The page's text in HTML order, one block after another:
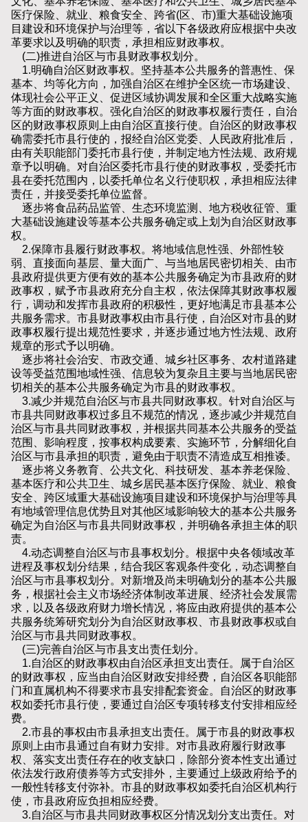
医疗保险、就业、粮食安全、跨省(区、市)重大基础设施项
目建设和环境保护与治理等，省以下各级政府应根据中央改
革要求以及明确的职责，承担相应财政事权。
(二)推进自治区与市县财政事权划分。
1.明确自治区财政事权。坚持基本公共服务的普惠性、保
基本、均等化方向，加强自治区在维护全区统一市场建设、
体现社会公平正义、促进区域协调发展和全区重大战略实施
等方面的财政事权。强化自治区的财政事权履行责任，自治
区的财政事权原则上由自治区直接行使。自治区的财政事权
确需委托市县行使的，报经自治区党委、人民政府批准后，
由有关职能部门委托市县行使，并制定地方性法规、政府规
章予以明确。对自治区委托市县行使的财政事权，受委托市
县在委托范围内，以委托单位名义行使职权，承担相应法律
责任，并接受委托单位监督。
逐步将食品药品监管、生态环境监测、地方税收征管、重
大基础设施建设等基本公共服务确定或上划为自治区财政事
权。
2.保障市县履行财政事权。将地域信息性强、外部性较
弱、直接面向基层、量大面广、与当地居民密切相关、由市
县政府提供更方便有效的基本公共服务确定为市县政府的财
政事权，赋予市县政府充分自主权，依法保障其财政事权履
行，调动和发挥市县政府的积极性，更好地满足市县基本公
共服务需求。市县财政事权由市县行使，自治区对市县的财
政事权履行提出规范性要求，并逐步通过地方性法规、政府
规章的形式予以明确。
逐步将社会治安、市政交通、城乡社区事务、农村道路建
设等受益范围地域性强、信息较为复杂且主要与当地居民密
切相关的基本公共服务确定为市县的财政事权。
3.减少并规范自治区与市县共同财政事权。针对自治区与
市县共同财政事权过多且不规范的情况，逐步减少并规范自
治区与市县共同财政事权，并根据共同基本公共服务的受益
范围、影响程度，按事权构成要素、实施环节，分解细化自
治区与市县承担的职责，避免由于职责不清造成互相推诿。
逐步将义务教育、公共文化、科技研发、基本养老保险、
基本医疗和公共卫生、城乡居民基本医疗保险、就业、粮食
安全、跨区域重大基础设施项目建设和环境保护与治理等具
有地域管理信息优势且对其他区域影响较大的基本公共服务
确定为自治区与市县共同财政事权，并明确各承担主体的职
责。
4.动态调整自治区与市县事权划分。根据中央各领域改革
进程及事权划分结果，结合我区客观条件变化，动态调整自
治区与市县事权划分。对新增及尚未明确划分的基本公共服
务，根据社会主义市场经济体制改革进展、经济社会发展需
求，以及各级政府财力增长情况，将应由政府提供的基本公
共服务统筹研究划分为自治区财政事权、市县财政事权或自
治区与市县共同财政事权。
(三)完善自治区与市县支出责任划分。
1.自治区的财政事权由自治区承担支出责任。属于自治区
的财政事权，应当由自治区财政安排经费，自治区各职能部
门和直属机构不得要求市县安排配套资金。自治区的财政事
权如委托市县行使，要通过自治区专项转移支付安排相应经
费。
2.市县的事权由市县承担支出责任。属于市县的财政事权
原则上由市县通过自有财力安排。对市县政府履行财政事
权、落实支出责任存在的收支缺口，除部分资本性支出通过
依法发行政府债券等方式安排外，主要通过上级政府给予的
一般性转移支付弥补。市县的财政事权如委托自治区机构行
使，市县政府应负担相应经费。
3.自治区与市县共同财政事权区分情况划分支出责任。对